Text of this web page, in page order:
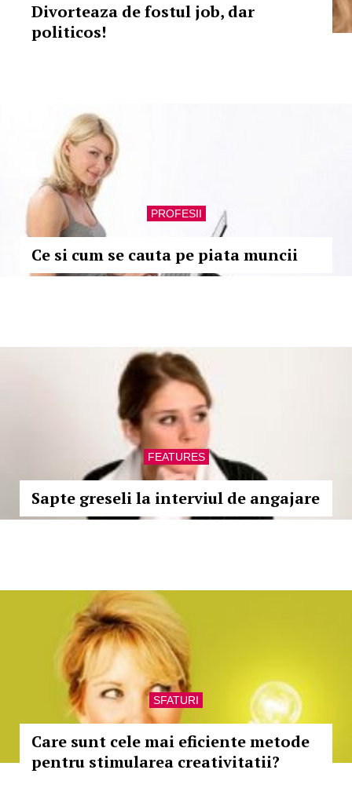
Divorteaza de fostul job, dar
politicos!
PROFESII
Ce si cum se cauta pe piata muncii
FEATURES
Sapte greseli la interviul de angajare
SFATURI
Care sunt cele mai eficiente metode
pentru stimularea creativitatii?